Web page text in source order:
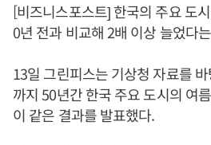
[비즈니스포스트] 한국의 주요 도
0년 전과 비교해 2배 이상 늘었다
13일 그린피스는 기상청 자료를
까지 50년간 한국 주요 도시의 여
이 같은 결과를 발표했다.